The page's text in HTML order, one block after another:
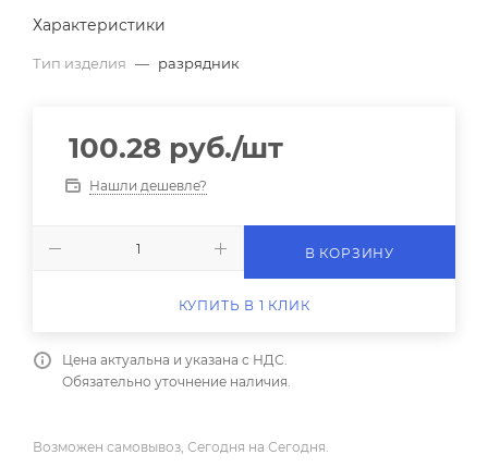
Характеристики
Тип изделия — разрядник
100.28 руб./шт
Нашли дешевле?
В КОРЗИНУ
КУПИТЬ В 1 КЛИК
Цена актуальна и указана с НДС.
Обязательно уточнение наличия.
Возможен самовывоз, Сегодня на Сегодня.